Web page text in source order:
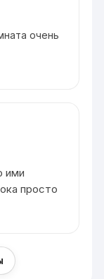
очень
ими
просто